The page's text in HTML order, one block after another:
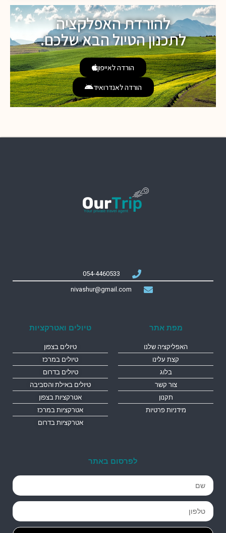
להורדת האפלקציה
לתכנון הטיול הבא שלכם.
הורדה לאייפון
הורדה לאנדרואיד
054-4460533
nivashur@gmail.com
מפת אתר
האפליקציה שלנו
קצת עלינו
בלוג
צור קשר
תקנון
מידניות פרטיות
טיולים ואטרקציות
טיולים בצפון
טיולים במרכז
טיולים בדרום
טיולים באילת והסביבה
אטרקציות בצפון
אטרקציות במרכז
אטרקציות בדרום
לפרסום באתר